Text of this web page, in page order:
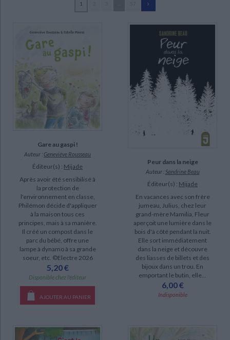
Critique et histoire littéraire
Classiques scolaires Littérature ancienne et médiévale
Littérature de voyage Audio - Livres lus
Littérature en version originale Humour
Ecologie - Environnement Religions - Spiritualités
Biographies historiques
Histoire - Généralités Histoire des pays
Histoire ancienne Géographie
Culture scientifique
Warnes, Tim (88)
Hainaut-Baertsoen, Nelle (67)
Van Genechten, Guido (62)
Carle, Eric (59)
Masson, Annick (54)
Robberecht, Thierry (38)
SUPPORT
livre (970)
poche (391)
coffret (2)
SÉRIE
Les amis de la colline Beausoleil (5)
Arthur (4)
Héritage : la sorcière de midi (4)
François Jullien (3)
Tom Coeurvaillant (3)
La mystérieuse histoire de Tom Coeurvaillant (2)
1
Gare au gaspi !
Auteur : Geneviève Rousseau
Éditeur(s) : Mijade
Après avoir été sensibilisé à
la protection de
l'environnement en classe,
Philémon décide d'appliquer
à la maison tous ces
principes, mais à sa manière.
Il créé un compost dans le
parc du bébé, offre une
lampe à dynamo à sa grande
soeur, etc. ©Electre 2026
5,20 €
Disponible chez l'éditeur
AJOUTER AU PANIER
Peur dans la neige
Auteur : Sandrine Beau
Éditeur(s) : Mijade
En vacances avec son frère
jumeau, Julius, chez leur
grand-mère Mamilia, Fleur
aperçoit une lumière dans le
bois d'à côté pendant la nuit.
Elle sort immédiatement
dans la neige et découvre
des liasses de billets et des
bijoux dans un trou. En
emportant le butin, elle...
6,00 €
Indisponible